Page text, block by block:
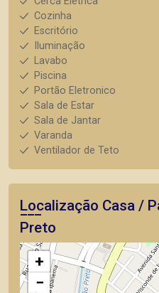
Cozinha
Escritório
Iluminação
Lavabo
Piscina
Portão Eletronico
Sala de Estar
Sala de Jantar
Varanda
Ventilador de Teto
Localização Casa /
Preto
+
−